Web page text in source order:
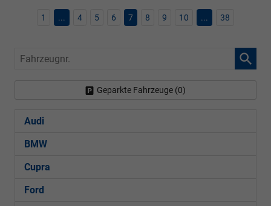
1 ... 4 5 6 7 8 9 10 ... 38
Fahrzeugnr.
Geparkte Fahrzeuge (0)
Audi
BMW
Cupra
Ford